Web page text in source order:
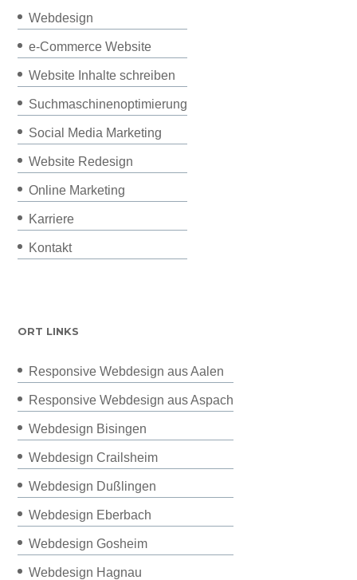
Webdesign
e-Commerce Website
Website Inhalte schreiben
Suchmaschinenoptimierung
Social Media Marketing
Website Redesign
Online Marketing
Karriere
Kontakt
ORT LINKS
Responsive Webdesign aus Aalen
Responsive Webdesign aus Aspach
Webdesign Bisingen
Webdesign Crailsheim
Webdesign Dußlingen
Webdesign Eberbach
Webdesign Gosheim
Webdesign Hagnau